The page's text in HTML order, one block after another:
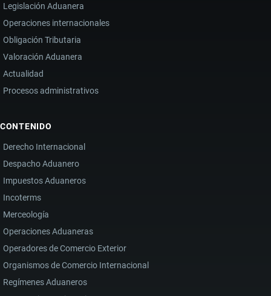
Legislación Aduanera
Operaciones internacionales
Obligación Tributaria
Valoración Aduanera
Actualidad
Procesos administrativos
CONTENIDO
Derecho Internacional
Despacho Aduanero
Impuestos Aduaneros
Incoterms
Merceología
Operaciones Aduaneras
Operadores de Comercio Exterior
Organismos de Comercio Internacional
Regímenes Aduaneros